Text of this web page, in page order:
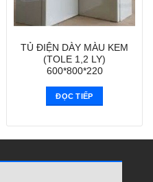
TỦ ĐIỆN DÀY MÀU KEM
(TOLE 1,2 LY)
600*800*220
ĐỌC TIẾP